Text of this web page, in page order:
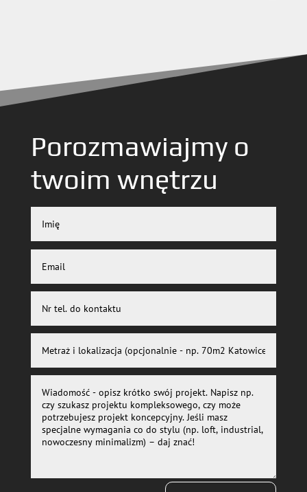
Porozmawiajmy o
twoim wnętrzu